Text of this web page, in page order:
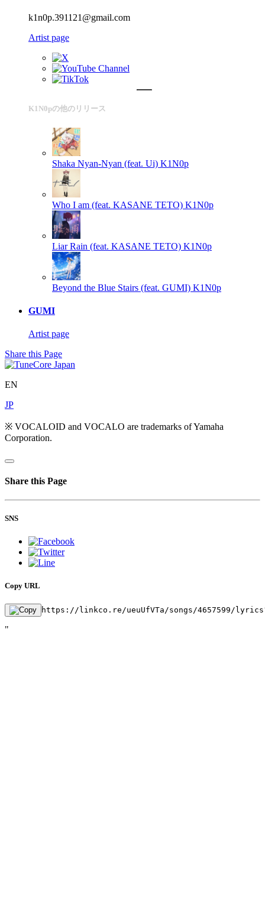
k1n0p.391121@gmail.com
Artist page
K1N0pの他のリリース
Shaka Nyan-Nyan (feat. Ui) K1N0p
Who I am (feat. KASANE TETO) K1N0p
Liar Rain (feat. KASANE TETO) K1N0p
Beyond the Blue Stairs (feat. GUMI) K1N0p
GUMI
Artist page
Share this Page
EN
JP
※ VOCALOID and VOCALO are trademarks of Yamaha
Corporation.
Share this Page
SNS
Copy URL
https://linkco.re/ueuUfVTa/songs/4657599/
"